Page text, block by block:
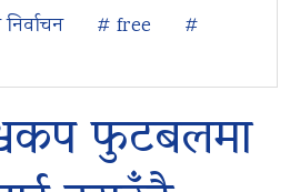
# free
#
फुटबलमा